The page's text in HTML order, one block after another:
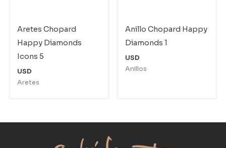
Aretes Chopard
Happy Diamonds
Icons 5
USD
Aretes
Anillo Chopard Happy
Diamonds 1
USD
Anillos